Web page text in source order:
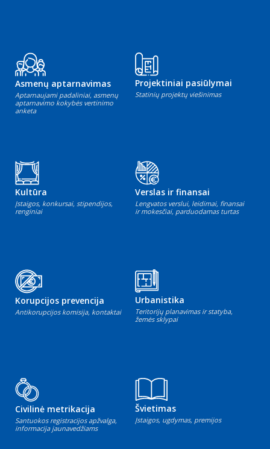
Asmenų aptarnavimas
Aptarnaujami padaliniai, asmenų
aptarnavimo kokybės vertinimo
anketa
Projektiniai pasiūlymai
Statinių projektų viešinimas
Kultūra
Įstaigos, konkursai, stipendijos,
renginiai
Verslas ir finansai
Lengvatos verslui, leidimai, finansai
ir mokesčiai, parduodamas turtas
Korupcijos prevencija
Antikorupcijos komisija, kontaktai
Urbanistika
Teritorijų planavimas ir statyba,
žemės sklypai
Civilinė metrikacija
Santuokos registracijos apžvalga,
informacija jaunavedžiams
Švietimas
Įstaigos, ugdymas, premijos